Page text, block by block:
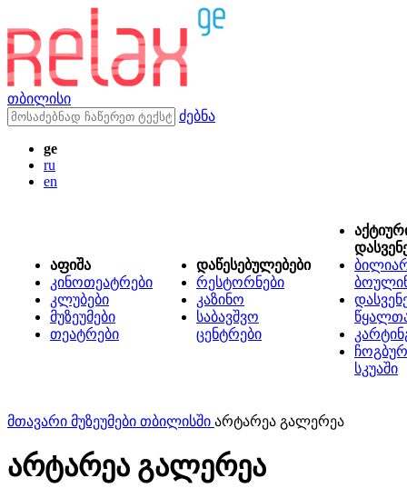
თბილისი
ძებნა
ge
ru
en
აფიშა
კინოთეატრები
კლუბები
მუზეუმები
თეატრები
დაწესებულებები
რესტორნები
კაზინო
საბავშვო
ცენტრები
სკუაში
მთავარი მუზეუმები თბილისში არტარეა გალერეა
არტარეა გალერეა